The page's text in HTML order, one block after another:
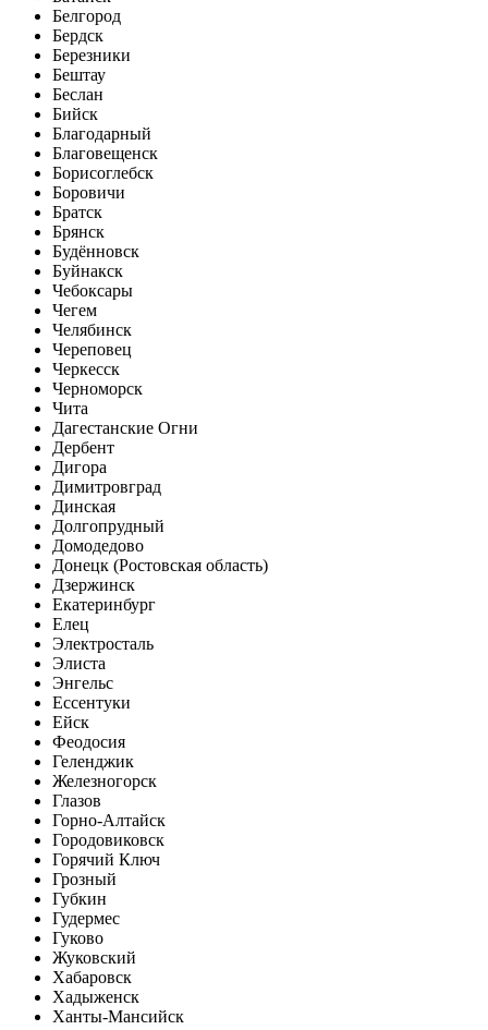
Белгород
Бердск
Березники
Бештау
Беслан
Бийск
Благодарный
Благовещенск
Борисоглебск
Боровичи
Братск
Брянск
Будённовск
Буйнакск
Чебоксары
Чегем
Челябинск
Череповец
Черкесск
Черноморск
Чита
Дагестанские Огни
Дербент
Дигора
Димитровград
Динская
Долгопрудный
Домодедово
Донецк (Ростовская область)
Дзержинск
Екатеринбург
Елец
Электросталь
Элиста
Энгельс
Ессентуки
Ейск
Феодосия
Геленджик
Железногорск
Глазов
Горно-Алтайск
Городовиковск
Горячий Ключ
Грозный
Губкин
Гудермес
Гуково
Жуковский
Хабаровск
Хадыженск
Ханты-Мансийск